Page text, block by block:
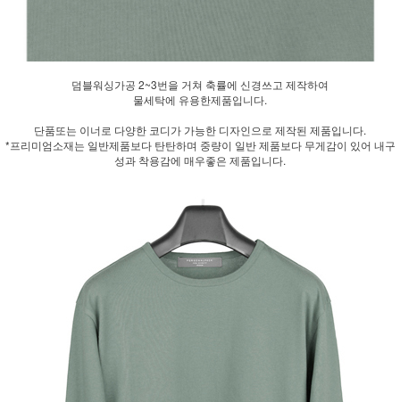
덤블워싱가공 2~3번을 거쳐 축률에 신경쓰고 제작하여
물세탁에 유용한제품입니다.
단품또는 이너로 다양한 코디가 가능한 디자인으로 제작된 제품입니다.
*프리미엄소재는 일반제품보다 탄탄하며 중량이 일반 제품보다 무게감이 있어 내구
성과 착용감에 매우좋은 제품입니다.